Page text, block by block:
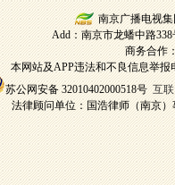
南京广播电视
Add：南京市龙蟠中路
商务合作
本网站及APP违法和不良信息举报
苏公网安备 32010402000518号 互
法律顾问单位：国浩律师（南京